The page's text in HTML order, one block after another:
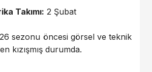
Takımı: 2 Şubat
sezonu öncesi görsel ve teknik
kızışmış durumda.